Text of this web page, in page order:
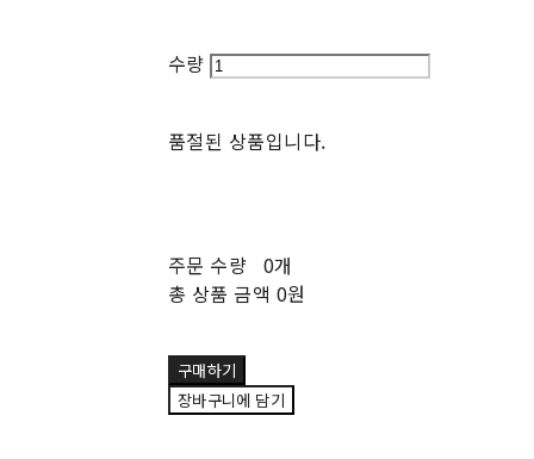
수량
품절된 상품입니다.
주문 수량 0개
총 상품 금액 0원
구매하기
장바구니에 담기